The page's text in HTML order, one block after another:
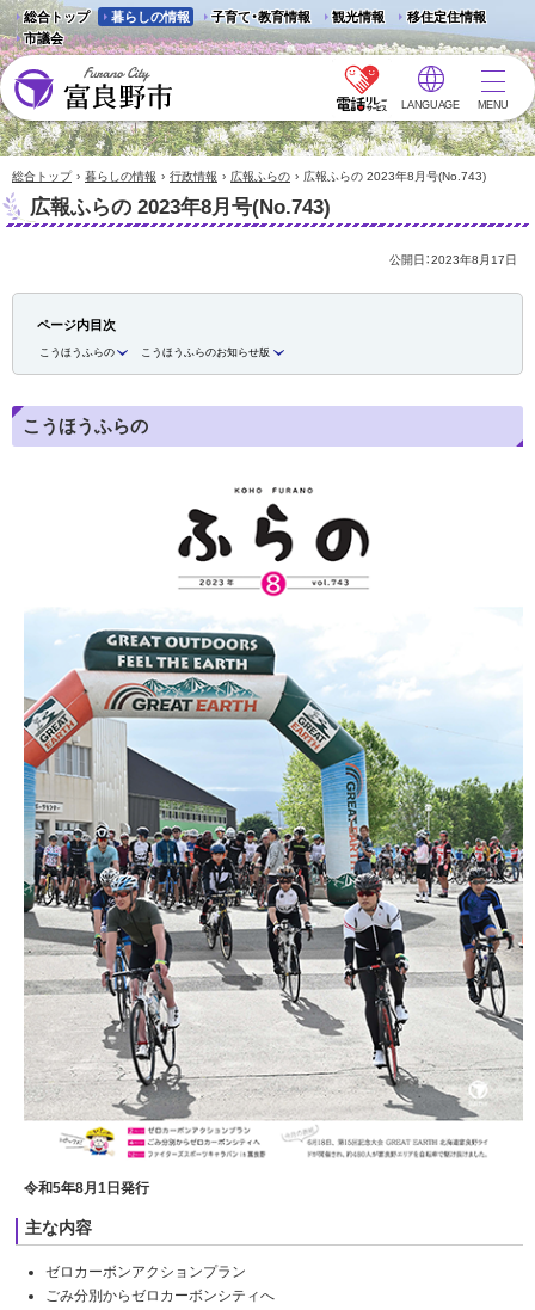
総合トップ 暮らしの情報 子育て・教育情報 観光情報
移住定住情報
市議会
富良野市 - Frano City
LANGUAGE MENU
総合トップ › 暮らしの情報 › 行政情報 › 広報ふらの › 広報ふらの 2023年8月号(No.743)
広報ふらの 2023年8月号(No.743)
公開日：2023年8月17日
ページ内目次
こうほうふらの こうほうふらのお知らせ版
こうほうふらの
令和5年8月1日発行
主な内容
ゼロカーボンアクションプラン
ごみ分別からゼロカーボンシティへ